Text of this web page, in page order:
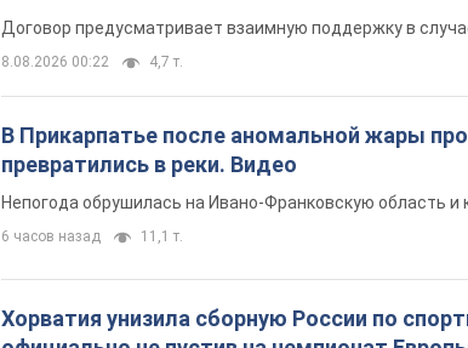
Договор предусматривает взаимную поддержку в
8.08.2026 00:22 4,7 т.
В Прикарпатье после аномальной жары
превратились в реки. Видео
Непогода обрушилась на Ивано-Франковскую область и
6 часов назад 11,1 т.
Хорватия унизила сборную России по